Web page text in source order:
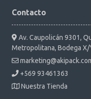
Contacto
Av. Caupolicán 9301,
Metropolitana, Bodega X/
+569 93461363
Nuestra Tienda